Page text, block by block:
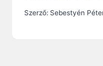
Szerző: Sebestyén